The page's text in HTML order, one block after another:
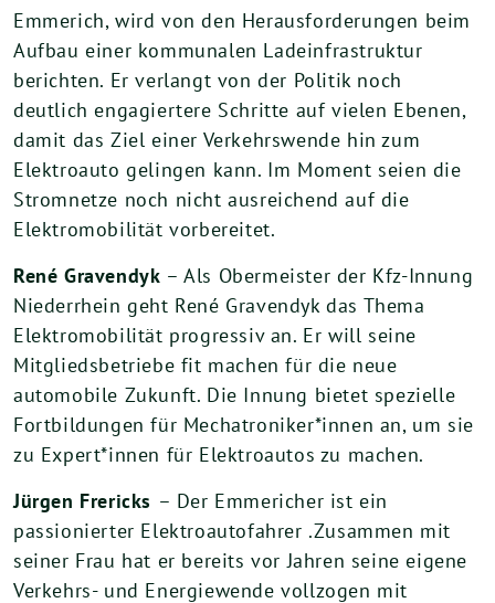
Emmerich, wird von den Herausforderungen beim
Aufbau einer kommunalen Ladeinfrastruktur
berichten. Er verlangt von der Politik noch
deutlich engagiertere Schritte auf vielen Ebenen,
damit das Ziel einer Verkehrswende hin zum
Elektroauto gelingen kann. Im Moment seien die
Stromnetze noch nicht ausreichend auf die
Elektromobilität vorbereitet.
René Gravendyk – Als Obermeister der Kfz-Innung
Niederrhein geht René Gravendyk das Thema
Elektromobilität progressiv an. Er will seine
Mitgliedsbetriebe fit machen für die neue
automobile Zukunft. Die Innung bietet spezielle
Fortbildungen für Mechatroniker*innen an, um sie
zu Expert*innen für Elektroautos zu machen.
Jürgen Frericks – Der Emmericher ist ein
passionierter Elektroautofahrer .Zusammen mit
seiner Frau hat er bereits vor Jahren seine eigene
Verkehrs- und Energiewende vollzogen mit